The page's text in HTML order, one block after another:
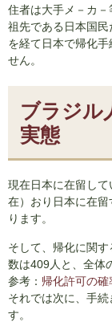
住者は大手メ－カ－
祖先である日本国
を経て日本で帰化
せん。
ブラジル
実態
現在日本に在留し
在）おり日本に在
ります。
そして、帰化に関
数は409人と、全体
参考： 帰化許可の確
それでは次に、手
す。